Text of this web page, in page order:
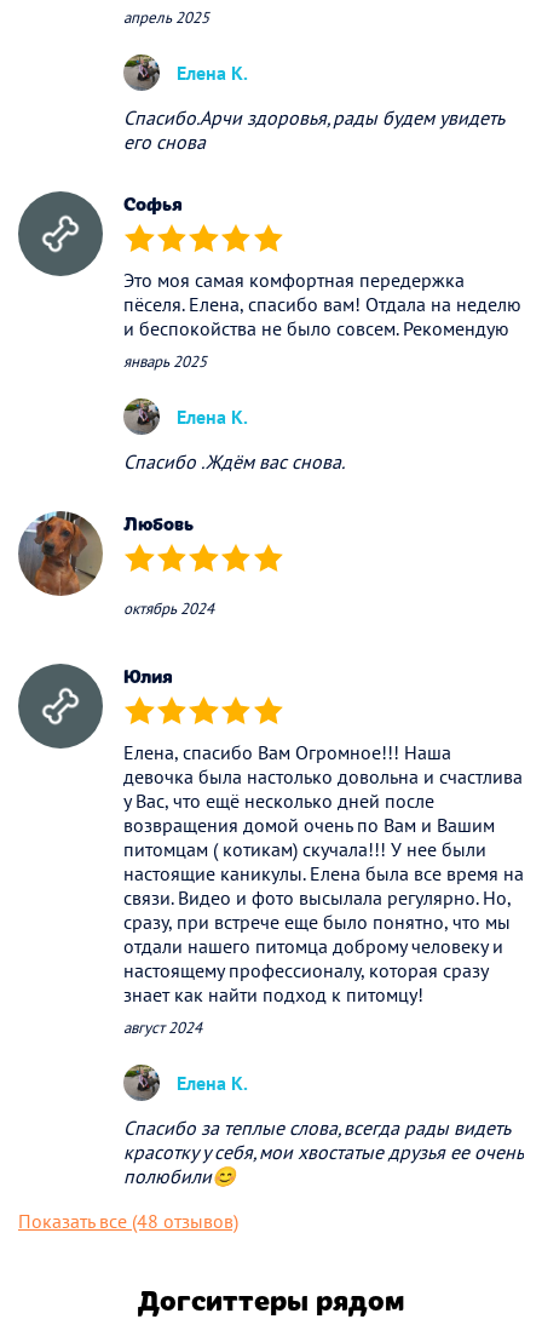
апрель 2025
Елена К.
Спасибо.Арчи здоровья,рады будем увидеть
его снова
Софья
(*) (*) (*) (*) (*)
Это моя самая комфортная передержка
пёселя. Елена, спасибо вам! Отдала на неделю
и беспокойства не было совсем. Рекомендую
январь 2025
Елена К.
Спасибо .Ждём вас снова.
Любовь
(*) (*) (*) (*) (*)
октябрь 2024
Юлия
(*) (*) (*) (*) (*)
Елена, спасибо Вам Огромное!!! Наша
девочка была настолько довольна и счастлива
у Вас, что ещё несколько дней после
возвращения домой очень по Вам и Вашим
питомцам ( котикам) скучала!!! У нее были
настоящие каникулы. Елена была все время на
связи. Видео и фото высылала регулярно. Но,
сразу, при встрече еще было понятно, что мы
отдали нашего питомца доброму человеку и
настоящему профессионалу, которая сразу
знает как найти подход к питомцу!
август 2024
Елена К.
Спасибо за теплые слова,всегда рады видеть
красотку у себя,мои хвостатые друзья ее очень
полюбили😊
Показать все (48 отзывов)
Догситтеры рядом